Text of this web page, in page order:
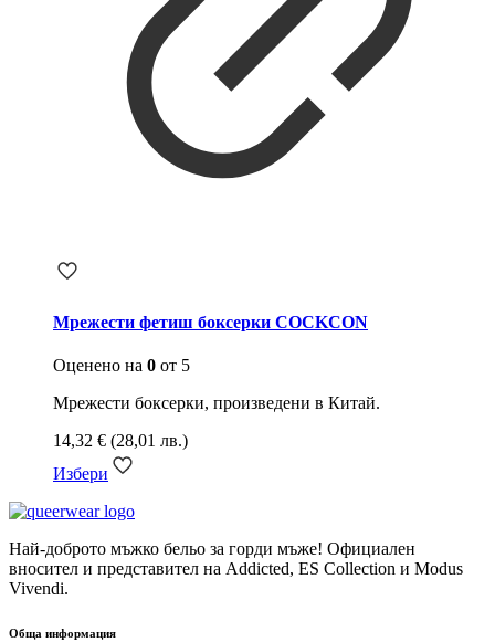
Мрежести фетиш боксерки COCKCON
Оценено на 0 от 5
Мрежести боксерки, произведени в Китай.
14,32 € (28,01 лв.)
Избери
Най-доброто мъжко бельо за горди мъже! Официален
вносител и представител на Addicted, ES Collection и Modus
Vivendi.
Обща информация